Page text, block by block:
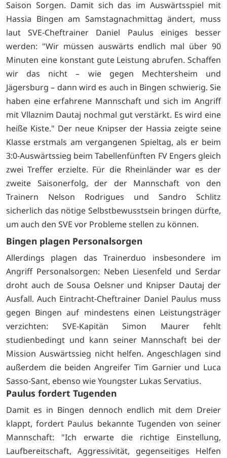
Saison Sorgen. Damit sich das im Auswärtsspiel mit
Hassia Bingen am Samstagnachmittag ändert, muss
laut SVE-Cheftrainer Daniel Paulus einiges besser
werden: "Wir müssen auswärts endlich mal über 90
Minuten eine konstant gute Leistung abrufen. Schaffen
wir das nicht – wie gegen Mechtersheim und
Jägersburg – dann wird es auch in Bingen schwierig. Sie
haben eine erfahrene Mannschaft und sich im Angriff
mit Vllaznim Dautaj nochmal gut verstärkt. Es wird eine
heiße Kiste." Der neue Knipser der Hassia zeigte seine
Klasse erstmals am vergangenen Spieltag, als er beim
3:0-Auswärtssieg beim Tabellenfünften FV Engers gleich
zwei Treffer erzielte. Für die Rheinländer war es der
zweite Saisonerfolg, der der Mannschaft von den
Trainern Nelson Rodrigues und Sandro Schlitz
sicherlich das nötige Selbstbewusstsein bringen dürfte,
um auch den SVE vor Probleme stellen zu können.
Bingen plagen Personalsorgen
Allerdings plagen das Trainerduo insbesondere im
Angriff Personalsorgen: Neben Liesenfeld und Serdar
droht auch de Sousa Oelsner und Knipser Dautaj der
Ausfall. Auch Eintracht-Cheftrainer Daniel Paulus muss
gegen Bingen auf mindestens einen Leistungsträger
verzichten: SVE-Kapitän Simon Maurer fehlt
studienbedingt und kann seiner Mannschaft bei der
Mission Auswärtssieg nicht helfen. Angeschlagen sind
außerdem die beiden Angreifer Tim Garnier und Luca
Sasso-Sant, ebenso wie Youngster Lukas Servatius.
Paulus fordert Tugenden
Damit es in Bingen dennoch endlich mit dem Dreier
klappt, fordert Paulus bekannte Tugenden von seiner
Mannschaft: "Ich erwarte die richtige Einstellung,
Laufbereitschaft, Aggressivität, gegenseitiges Helfen